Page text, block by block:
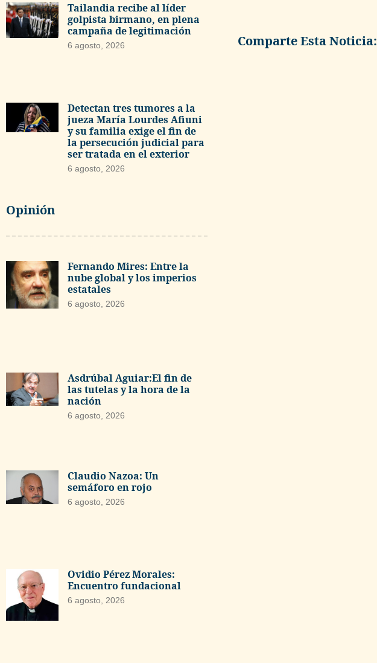
Tailandia recibe al líder
golpista birmano, en plena
campaña de legitimación
6 agosto, 2026
Detectan tres tumores a la
jueza María Lourdes Afiuni
y su familia exige el fin de
la persecución judicial para
ser tratada en el exterior
6 agosto, 2026
Opinión
Fernando Mires: Entre la
nube global y los imperios
estatales
6 agosto, 2026
Asdrúbal Aguiar:El fin de
las tutelas y la hora de la
nación
6 agosto, 2026
Claudio Nazoa: Un
semáforo en rojo
6 agosto, 2026
Ovidio Pérez Morales:
Encuentro fundacional
6 agosto, 2026
Comparte Esta Noticia: